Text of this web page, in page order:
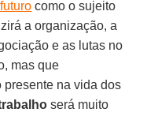
como o sujeito
a organização, a
e as lutas no
mas que
presente na vida dos
será muito